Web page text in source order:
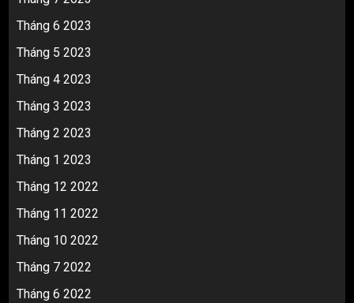
Tháng 6 2023
Tháng 5 2023
Tháng 4 2023
Tháng 3 2023
Tháng 2 2023
Tháng 1 2023
Tháng 12 2022
Tháng 11 2022
Tháng 10 2022
Tháng 7 2022
Tháng 6 2022